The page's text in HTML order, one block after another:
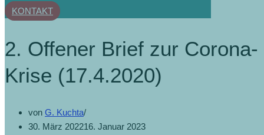
KONTAKT
2. Offener Brief zur Corona-
Krise (17.4.2020)
von G. Kuchta
30. März 202216. Januar 2023